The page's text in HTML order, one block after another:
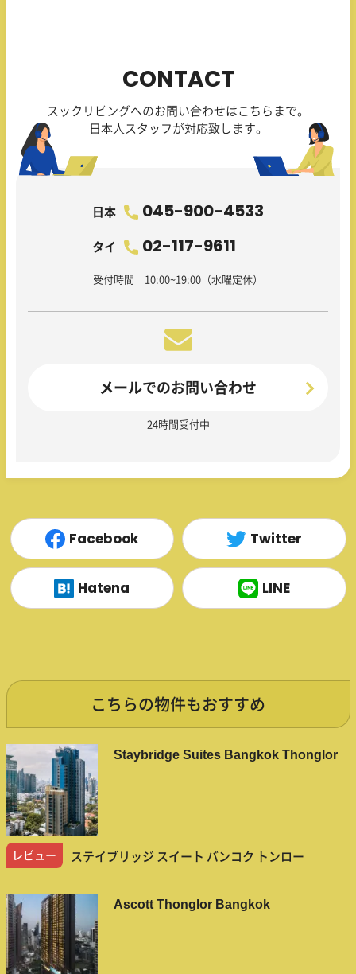
CONTACT
スックリビングへのお問い合わせはこちらまで。
日本人スタッフが対応致します。
日本 045-900-4533
タイ 02-117-9611
受付時間 10:00~19:00（水曜定休）
メールでのお問い合わせ
24時間受付中
Facebook Twitter
Hatena LINE
こちらの物件もおすすめ
Staybridge Suites Bangkok Thonglor
レビュー ステイブリッジ スイート バンコク トンロー
Ascott Thonglor Bangkok